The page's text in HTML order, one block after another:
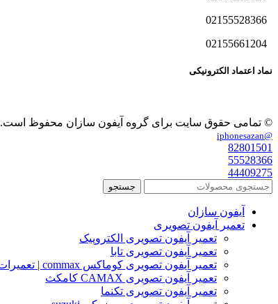
نماد اعتماد الکترونیکی
© تمامی حقوق سایت برای گروه آیفون سازان محفوظ است.
@iphonesazan
82801501
55528366
44409275
جستجو
آیفون سازان
تعمیر آیفون تصویری
تعمیر آیفون تصویری الکتروپیک
تعمیر آیفون تصویری تابا
تعمیر آیفون تصویری کوماکس commax | تعمیرات تخصصی آیفون
تعمیر آیفون تصویری CAMAX کامکث
تعمیر آیفون تصویری تکنما